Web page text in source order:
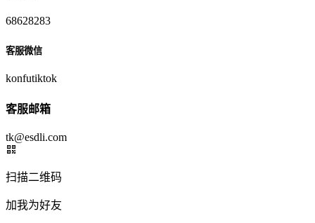
68628283
客服微信
konfutiktok
客服邮箱
tk@esdli.com
扫描二维码
加我为好友